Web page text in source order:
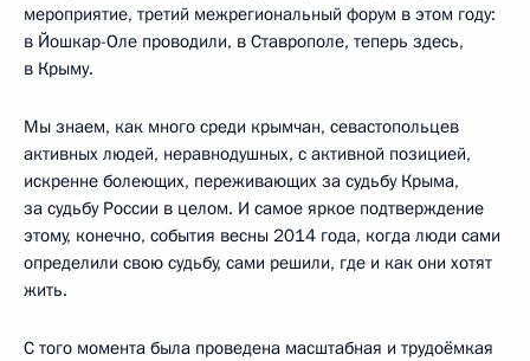
мероприятие, третий межрегиональный форум в этом году:
в Йошкар-Оле проводили, в Ставрополе, теперь здесь,
в Крыму.
Мы знаем, как много среди крымчан, севастопольцев
активных людей, неравнодушных, с активной позицией,
искренне болеющих, переживающих за судьбу Крыма,
за судьбу России в целом. И самое яркое подтверждение
этому, конечно, события весны 2014 года, когда люди сами
определили свою судьбу, сами решили, где и как они хотят
жить.
С того момента была проведена масштабная и трудоёмкая